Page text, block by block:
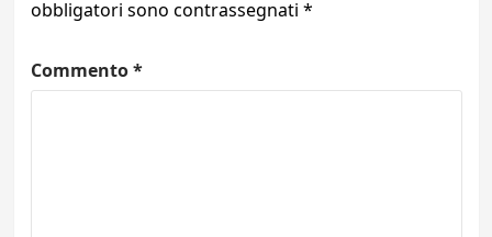
obbligatori sono contrassegnati *
Commento*